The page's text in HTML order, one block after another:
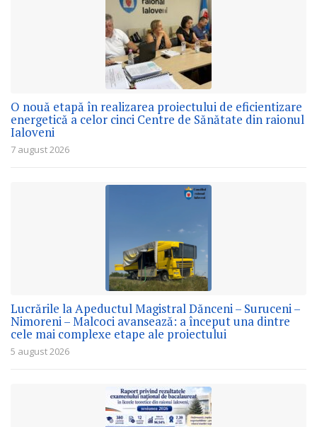
O nouă etapă în realizarea proiectului de eficientizare
energetică a celor cinci Centre de Sănătate din raionul
Ialoveni
7 august 2026
Lucrările la Apeductul Magistral Dănceni – Suruceni –
Nimoreni – Malcoci avansează: a început una dintre
cele mai complexe etape ale proiectului
5 august 2026